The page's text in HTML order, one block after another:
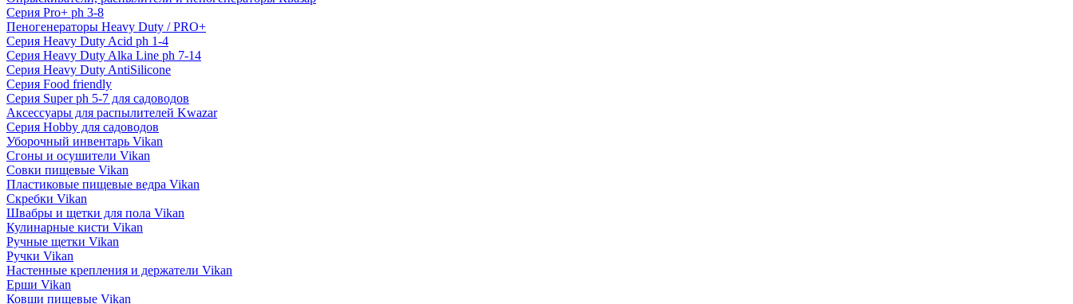
Серия Pro+ ph 3-8
Пеногенераторы Heavy Duty / PRO+
Серия Heavy Duty Acid ph 1-4
Серия Heavy Duty Alka Line ph 7-14
Серия Heavy Duty AntiSilicone
Серия Food friendly
Серия Super ph 5-7 для садоводов
Аксессуары для распылителей Kwazar
Серия Hobby для садоводов
Уборочный инвентарь Vikan
Сгоны и осушители Vikan
Совки пищевые Vikan
Пластиковые пищевые ведра Vikan
Скребки Vikan
Швабры и щетки для пола Vikan
Кулинарные кисти Vikan
Ручные щетки Vikan
Ручки Vikan
Настенные крепления и держатели Vikan
Ерши Vikan
Ковши пищевые Vikan